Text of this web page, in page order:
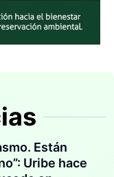
Están
Uribe hace